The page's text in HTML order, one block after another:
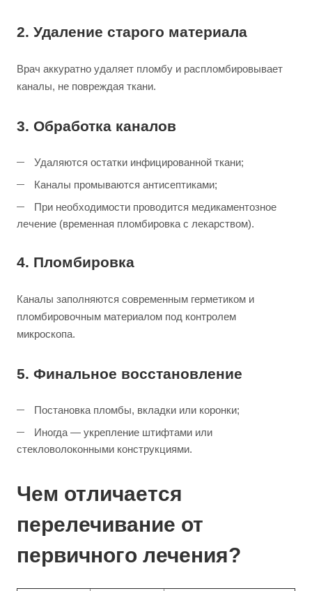
2. Удаление старого материала
Врач аккуратно удаляет пломбу и распломбировывает
каналы, не повреждая ткани.
3. Обработка каналов
Удаляются остатки инфицированной ткани;
Каналы промываются антисептиками;
При необходимости проводится медикаментозное
лечение (временная пломбировка с лекарством).
4. Пломбировка
Каналы заполняются современным герметиком и
пломбировочным материалом под контролем
микроскопа.
5. Финальное восстановление
Постановка пломбы, вкладки или коронки;
Иногда — укрепление штифтами или
стекловолоконными конструкциями.
Чем отличается
перелечивание от
первичного лечения?